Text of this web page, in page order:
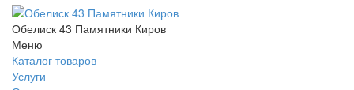
Обелиск 43 Памятники Киров
Меню
Каталог товаров
Услуги